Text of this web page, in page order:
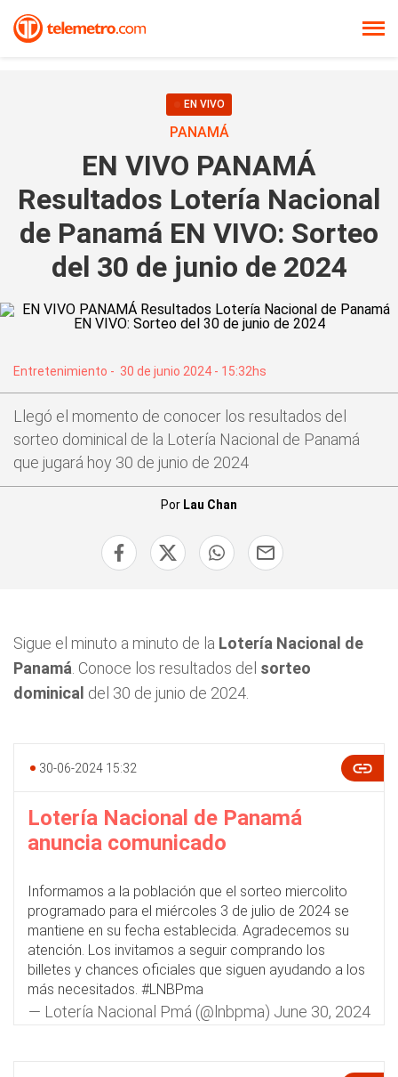
EN VIVO
PANAMÁ
EN VIVO PANAMÁ
Resultados Lotería Nacional
de Panamá EN VIVO: Sorteo
del 30 de junio de 2024
Entretenimiento - 30 de junio 2024 - 15:32hs
Llegó el momento de conocer los resultados del
sorteo dominical de la Lotería Nacional de Panamá
que jugará hoy 30 de junio de 2024
Por Lau Chan
Sigue el minuto a minuto de la Lotería Nacional de
Panamá . Conoce los resultados del sorteo
dominical del 30 de junio de 2024.
30-06-2024 15:32
Lotería Nacional de Panamá
anuncia comunicado
Informamos a la población que el sorteo miercolito
programado para el miércoles 3 de julio de 2024 se
mantiene en su fecha establecida. Agradecemos su
atención. Los invitamos a seguir comprando los
billetes y chances oficiales que siguen ayudando a los
más necesitados. #LNBPma
— Lotería Nacional Pmá (@lnbpma) June 30, 2024